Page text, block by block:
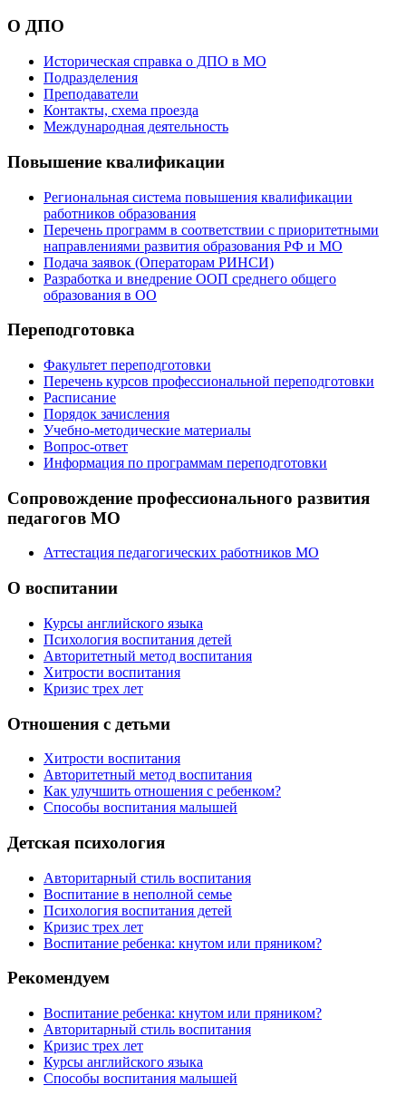
О ДПО
Историческая справка о ДПО в МО
Подразделения
Преподаватели
Контакты, схема проезда
Международная деятельность
Повышение квалификации
Региональная система повышения квалификации
работников образования
Перечень программ в соответствии с приоритетными
направлениями развития образования РФ и МО
Подача заявок (Операторам РИНСИ)
Разработка и внедрение ООП среднего общего
образования в ОО
Переподготовка
Факультет переподготовки
Перечень курсов профессиональной переподготовки
Расписание
Порядок зачисления
Учебно-методические материалы
Вопрос-ответ
Информация по программам переподготовки
Сопровождение профессионального развития
педагогов МО
Аттестация педагогических работников МО
О воспитании
Курсы английского языка
Психология воспитания детей
Авторитетный метод воспитания
Хитрости воспитания
Кризис трех лет
Отношения с детьми
Хитрости воспитания
Авторитетный метод воспитания
Как улучшить отношения с ребенком?
Способы воспитания малышей
Детская психология
Авторитарный стиль воспитания
Воспитание в неполной семье
Психология воспитания детей
Кризис трех лет
Воспитание ребенка: кнутом или пряником?
Рекомендуем
Воспитание ребенка: кнутом или пряником?
Авторитарный стиль воспитания
Кризис трех лет
Курсы английского языка
Способы воспитания малышей